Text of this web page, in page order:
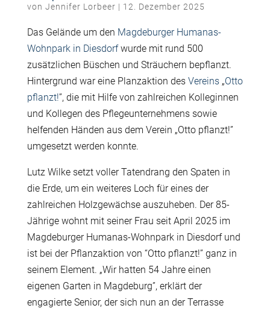
von Jennifer Lorbeer | 12. Dezember 2025
Das Gelände um den Magdeburger Humanas-
Wohnpark in Diesdorfwurde mit rund 500
zusätzlichen Büschen und Sträuchern bepflanzt.
Hintergrund wareine Planzaktion des Vereins „Otto
pflanzt!”, die mitHilfe von zahlreichen Kolleginnen
und Kollegen des Pflegeunternehmens sowie
helfenden Händen aus dem Verein „Otto pflanzt!”
umgesetzt werden konnte.
Lutz Wilke setzt voller Tatendrang den Spaten in
die Erde, um ein weiteres Loch für eines der
zahlreichen Holzgewächse auszuheben. Der 85-
Jährige wohnt mit seiner Frau seit April 2025 im
Magdeburger Humanas-Wohnpark in Diesdorf und
ist bei der Pflanzaktion von “Otto pflanzt!” ganz in
seinem Element. „Wir hatten 54 Jahre einen
eigenen Garten in Magdeburg”, erklärt der
engagierte Senior, der sich nun an der Terrasse